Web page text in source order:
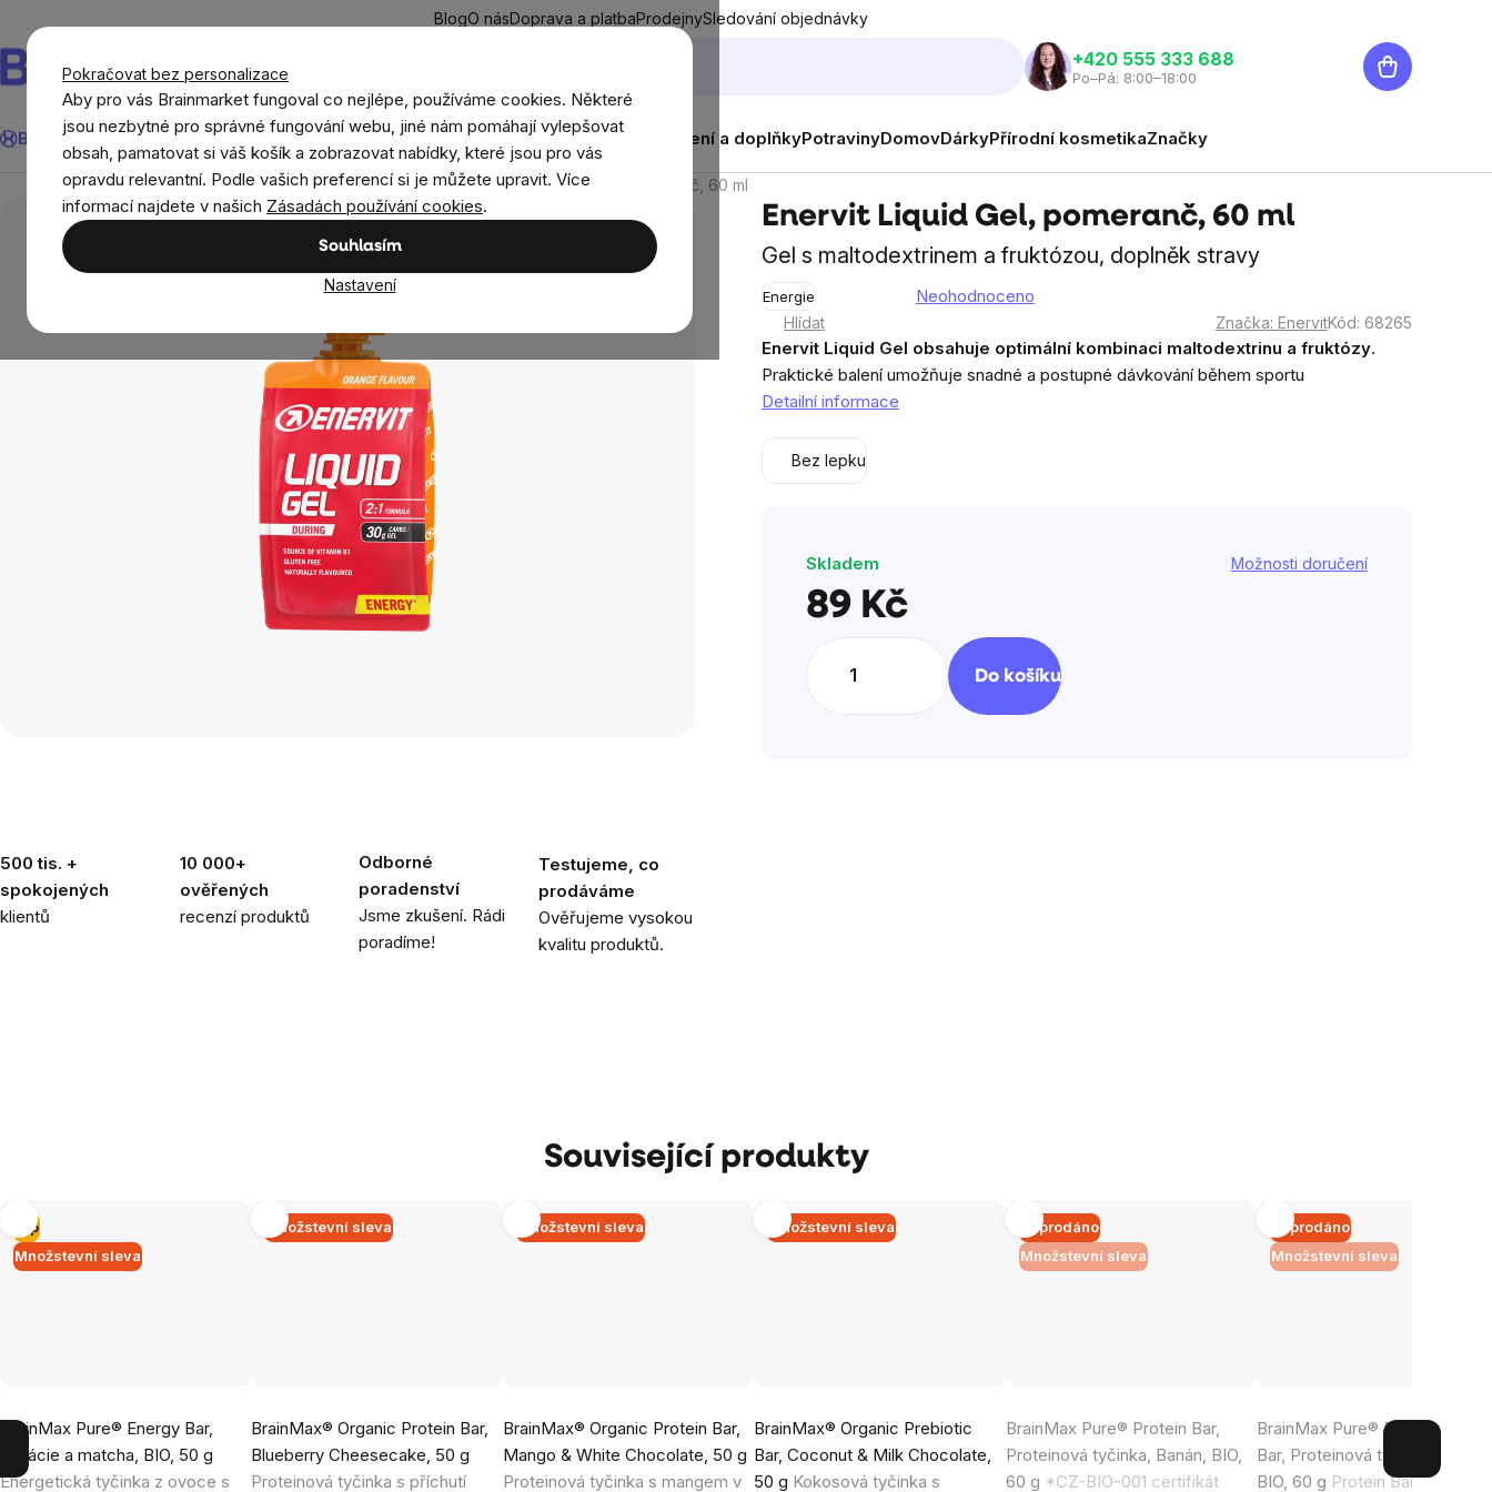
Pokračovat bez personalizace
Aby pro vás Brainmarket fungoval co nejlépe, používáme cookies. Některé
jsou nezbytné pro správné fungování webu, jiné nám pomáhají vylepšovat
obsah, pamatovat si váš košík a zobrazovat nabídky, které jsou pro vás
opravdu relevantní. Podle vašich preferencí si je můžete upravit. Více
informací najdete v našich Zásadách používání cookies.
Souhlasím
Nastavení
obsah
BlogO násDoprava a platbaProdejnySledování objednávky
Hledat
‭+420 555 333 688
Po–Pá: 8:00–18:00
Nákupní
košík
BrainMax® Léto Ušetři CíleDoplňky stravy a výživaNovinkyMužiŽenyDěti Oblečení a doplňkyPotravinyDomovDárkyPřírodní kosmetikaZnačky
Doplňky stravy a výživa Sportovní výživa Enervit Liquid Gel, pomeranč, 60 ml
Enervit Liquid Gel, pomeranč, 60 ml
Gel s maltodextrinem a fruktózou, doplněk stravy
Energie
hodnocení
produktu
je
0,0
5
Neohodnoceno
500 tis. +
spokojených
klientů
10 000+
ověřených
recenzí produktů
Odborné
poradenství
Jsme zkušení. Rádi
poradíme!
Testujeme, co
prodáváme
Ověřujeme vysokou
kvalitu produktů.
Hlídat Značka: EnervitKód: 68265
Enervit Liquid Gel obsahuje optimální kombinaci maltodextrinu a fruktózy.
Praktické balení umožňuje snadné a postupné dávkování během sportu
Detailní informace
Bez lepku
Skladem Možnosti doručení
89 Kč
Do košíku
Související produkty
Tip
Množstevní sleva
BrainMax Pure® Energy Bar,
pistácie a matcha, BIO, 50 g
Energetická tyčinka z ovoce s
hodnocení
produktu
Množstevní sleva
BrainMax® Organic Protein Bar,
Blueberry Cheesecake, 50 g
Proteinová tyčinka s příchutí
hodnocení
produktu
Množstevní sleva
BrainMax® Organic Protein Bar,
Mango & White Chocolate, 50 g
Proteinová tyčinka s mangem v
hodnocení
produktu
Množstevní sleva
BrainMax® Organic Prebiotic
Bar, Coconut & Milk Chocolate,
50 g Kokosová tyčinka s
hodnocení
produktu
Množstevní sleva
Vyprodáno
BrainMax Pure® Protein Bar,
Proteinová tyčinka, Banán, BIO,
60 g *CZ-BIO-001 certifikát
hodnocení
produktu
Množstevní sleva
Vyprodáno
BrainMax Pure® Brownie
Bar, Proteinová tyčinka,
BIO, 60 g Protein Bar Brownie /
hodnocení
produktu